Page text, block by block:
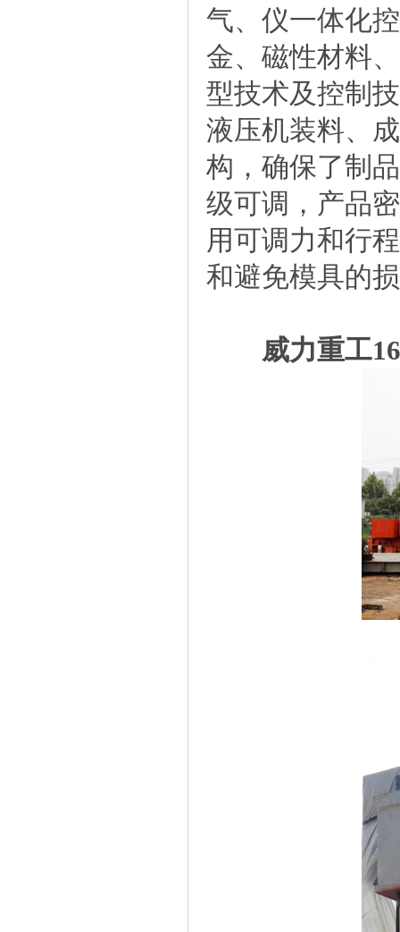
气、仪一体化
金、磁性材料
型技术及控制
液压机装料、
构，确保了制
级可调，产品
用可调力和行
和避免模具的
威力重工